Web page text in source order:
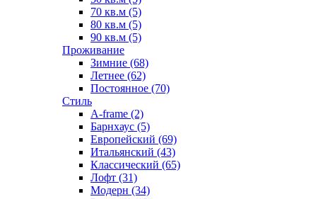
70 кв.м (5)
80 кв.м (5)
90 кв.м (5)
Проживание
Зимние (68)
Летнее (62)
Постоянное (70)
Стиль
A-frame (2)
Барнхаус (5)
Европейский (69)
Итальянский (43)
Классический (65)
Лофт (31)
Модерн (34)